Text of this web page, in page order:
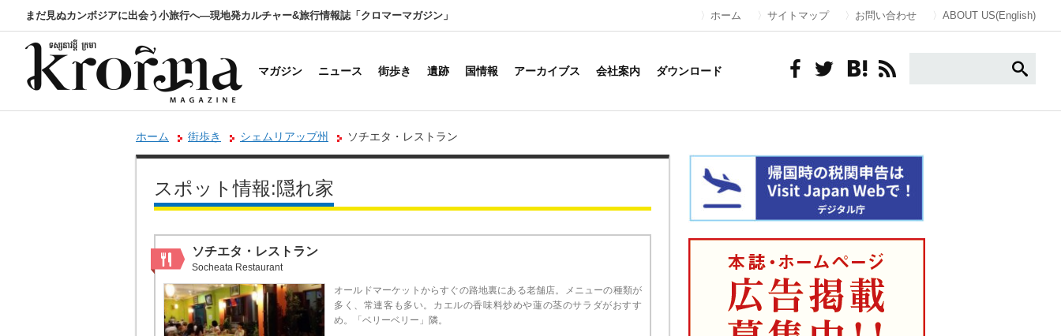
まだ見ぬカンボジアに出会う小旅行へ―現地発カルチャー&旅行情報誌「クロマーマガジン」 ホーム サイトマップ お問い合わせ ABOUT US(English)
マガジン ニュース 街歩き 遺跡 国情報 アーカイブス 会社案内 ダウンロード
ホーム 街歩き シェムリアップ州 ソチエタ・レストラン
スポット情報:隠れ家
ソチエタ・レストラン
Socheata Restaurant
オールドマーケットからすぐの路地裏にある老舗店。メニューの種類が
多く、常連客も多い。カエルの香味料炒めや蓮の茎のサラダがおすす
め。「ベリーベリー」隣。